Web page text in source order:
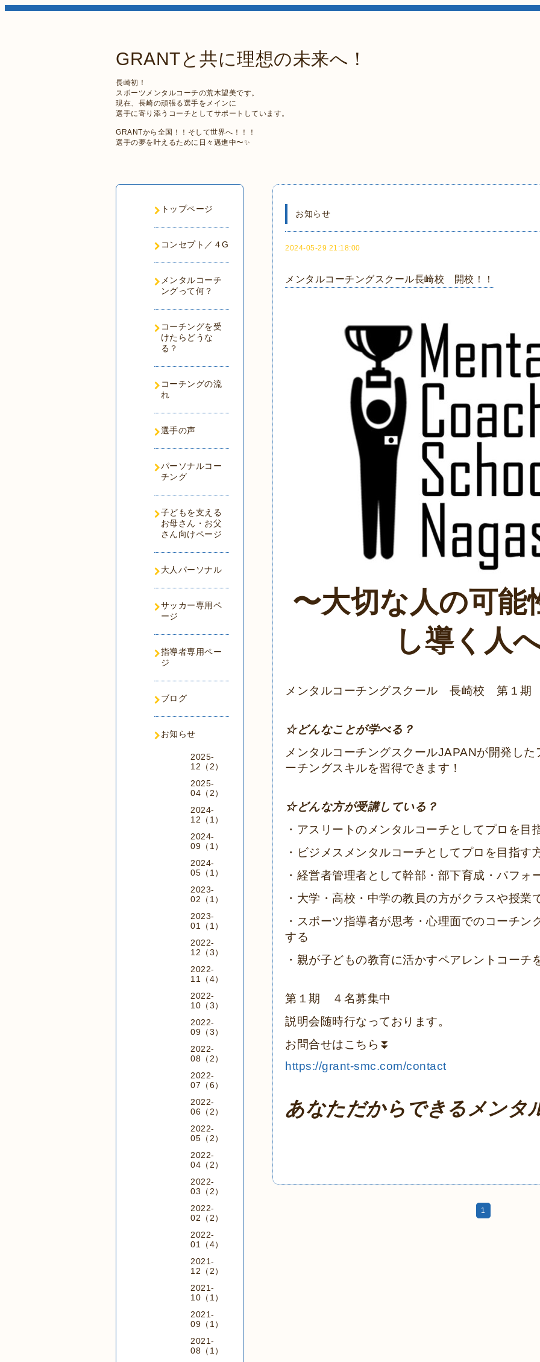
GRANTと共に理想の未来へ！
長崎初！
スポーツメンタルコーチの荒木望美です。
現在、長崎の頑張る選手をメインに
選手に寄り添うコーチとしてサポートしています。
GRANTから全国！！そして世界へ！！！
選手の夢を叶えるために日々邁進中〜✨
お知らせ
2024-05-29 21:18:00
メンタルコーチングスクール長崎校 開校！！
〜大切な人の可能
し導く人
メンタルコーチングスクール 長崎校 第１期
☆どんなことが学べる？
メンタルコーチングスクールJAPANが開発し
ーチングスキルを習得できます！
☆どんな方が受講している？
・アスリートのメンタルコーチとしてプロを目
・ビジメスメンタルコーチとしてプロを目指す
・経営者管理者として幹部・部下育成・パフォ
・大学・高校・中学の教員の方がクラスや授業
・スポーツ指導者が思考・心理面でのコーチン
する
・親が子どもの教育に活かすペアレントコーチ
第１期 ４名募集中
説明会随時行なっております。
お問合せはこちら⏬
https://grant-smc.com/contact
あなただからできるメンタ
1
トップページ
コンセプト／４G
メンタルコーチ
ングって何？
コーチングを受
けたらどうな
る？
コーチングの流
れ
選手の声
パーソナルコー
チング
子どもを支える
お母さん・お父
さん向けページ
大人パーソナル
サッカー専用ペ
ージ
指導者専用ペー
ジ
ブログ
お知らせ
2025-
12（2）
2025-
04（2）
2024-
12（1）
2024-
09（1）
2024-
05（1）
2023-
02（1）
2023-
01（1）
2022-
12（3）
2022-
11（4）
2022-
10（3）
2022-
09（3）
2022-
08（2）
2022-
07（6）
2022-
06（2）
2022-
05（2）
2022-
04（2）
2022-
03（2）
2022-
02（2）
2022-
01（4）
2021-
12（2）
2021-
10（1）
2021-
09（1）
2021-
08（1）